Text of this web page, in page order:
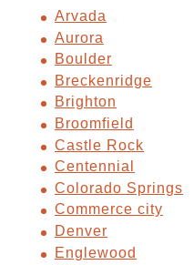
Arvada
Aurora
Boulder
Breckenridge
Brighton
Broomfield
Castle Rock
Centennial
Colorado Springs
Commerce city
Denver
Englewood